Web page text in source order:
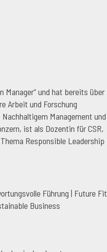
und hat bereits über
Arbeit und Forschung
Management und
ist als Dozentin für CSR,
Responsible Leadership
Führung | Future Fit
Business